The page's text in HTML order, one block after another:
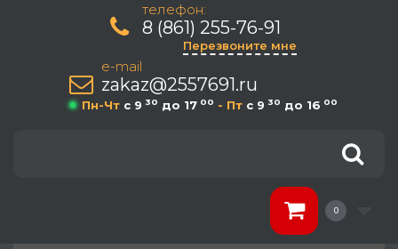
телефон:
8 (861) 255-76-91
Перезвоните мне
e-mail
zakaz@2557691.ru
Пн-Чт c 9 30 до 17 00 - Пт c 9 30 до 16 00
0